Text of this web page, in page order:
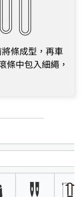
條成型，再車
條中包入細繩，